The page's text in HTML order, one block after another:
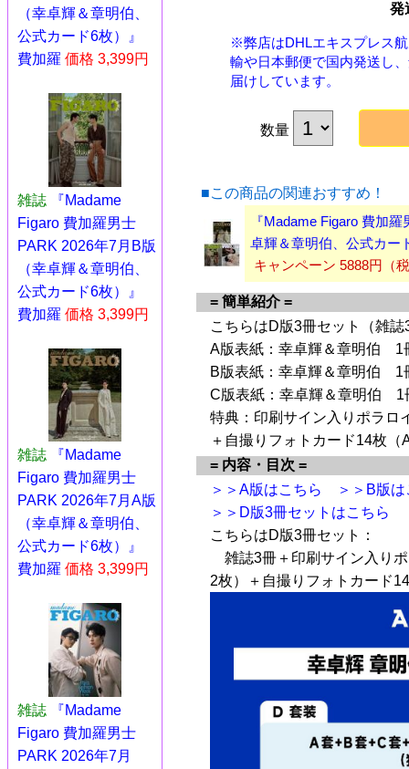
（幸卓輝＆章明伯、
公式カード6枚）』
費加羅 価格 3,399円
雑誌
『Madame
Figaro 費加羅男士
PARK 2026年7月B版
（幸卓輝＆章明伯、
公式カード6枚）』
費加羅 価格 3,399円
雑誌
『Madame
Figaro 費加羅男士
PARK 2026年7月A版
（幸卓輝＆章明伯、
公式カード6枚）』
費加羅 価格 3,399円
雑誌
『Madame
Figaro 費加羅男士
PARK 2026年7月
発
※弊店はDHLエキスプレス
輸や日本郵便で国内発送し
届けしています。
数量
■この商品の関連おすすめ！
『Madame Figaro 費加
卓輝＆章明伯、公式カー
キャンペーン 5888円（
= 簡単紹介 =
こちらはD版3冊セット（雑
A版表紙：幸卓輝＆章明伯 1
B版表紙：幸卓輝＆章明伯 1
C版表紙：幸卓輝＆章明伯 1
特典：印刷サイン入りポラロ
＋自撮りフォトカード14枚
= 内容・目次 =
＞＞A版はこちら
＞＞B版
＞＞D版3冊セットはこちら
こちらはD版3冊セット：
雑誌3冊＋印刷サイン入り
2枚）＋自撮りフォトカード